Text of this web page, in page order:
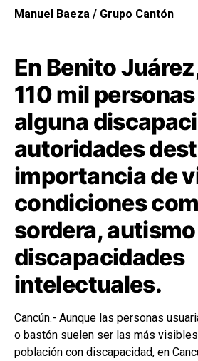
Manuel Baeza / Grupo Cantón
En Benito
110 mil
alguna
autoridades
importancia de
condiciones
sordera,
discapacidades
intelectuales.
Cancún.- Aunque las personas
o bastón suelen ser las más
población con discapacidad, en